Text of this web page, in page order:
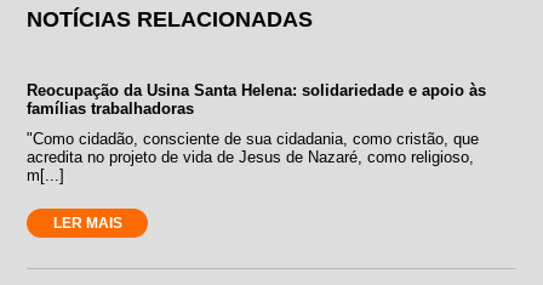
NOTÍCIAS RELACIONADAS
Reocupação da Usina Santa Helena: solidariedade e apoio às
famílias trabalhadoras
"Como cidadão, consciente de sua cidadania, como cristão, que
acredita no projeto de vida de Jesus de Nazaré, como religioso,
m[...]
LER MAIS